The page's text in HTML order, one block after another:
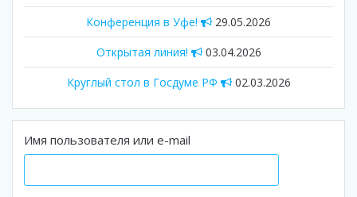
Конференция в Уфе!
29.05.2026
Открытая линия!
03.04.2026
Круглый стол в Госдуме РФ
02.03.2026
Имя пользователя или e-mail